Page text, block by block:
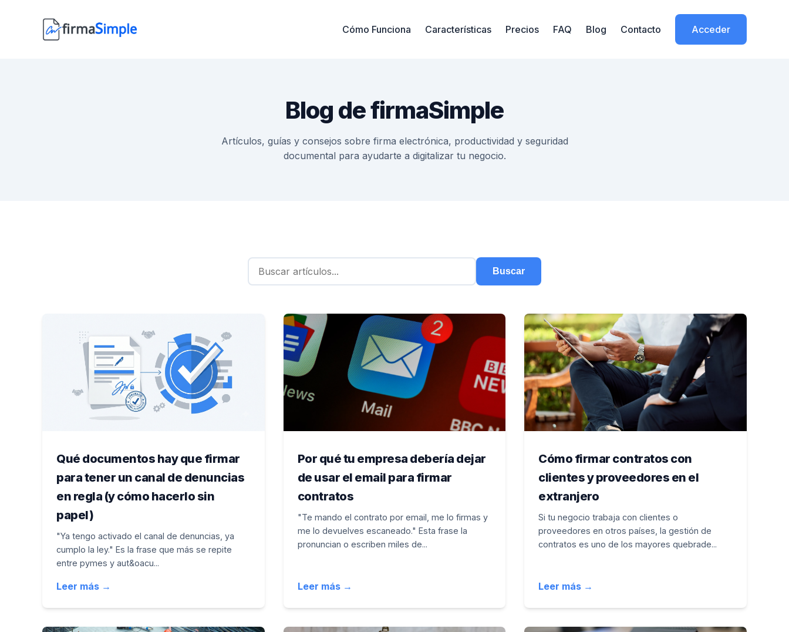
Cómo Funciona Características Precios FAQ Blog Contacto Acceder
Blog de firmaSimple
Artículos, guías y consejos sobre firma electrónica, productividad y seguridad
documental para ayudarte a digitalizar tu negocio.
Buscar
Qué documentos hay que firmar
para tener un canal de denuncias
en regla (y cómo hacerlo sin
papel)
"Ya tengo activado el canal de denuncias, ya
cumplo la ley." Es la frase que más se repite
entre pymes y aut&oacu...
Leer más →
Por qué tu empresa debería dejar
de usar el email para firmar
contratos
"Te mando el contrato por email, me lo firmas y
me lo devuelves escaneado." Esta frase la
pronuncian o escriben miles de...
Leer más →
Cómo firmar contratos con
clientes y proveedores en el
extranjero
Si tu negocio trabaja con clientes o
proveedores en otros países, la gestión de
contratos es uno de los mayores quebrade...
Leer más →